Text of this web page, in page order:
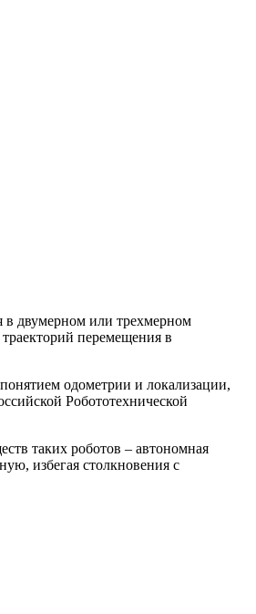
в двумерном или трехмерном
перемещения в
одометрии и локализации,
Робототехнической
таких роботов – автономная
избегая столкновения с